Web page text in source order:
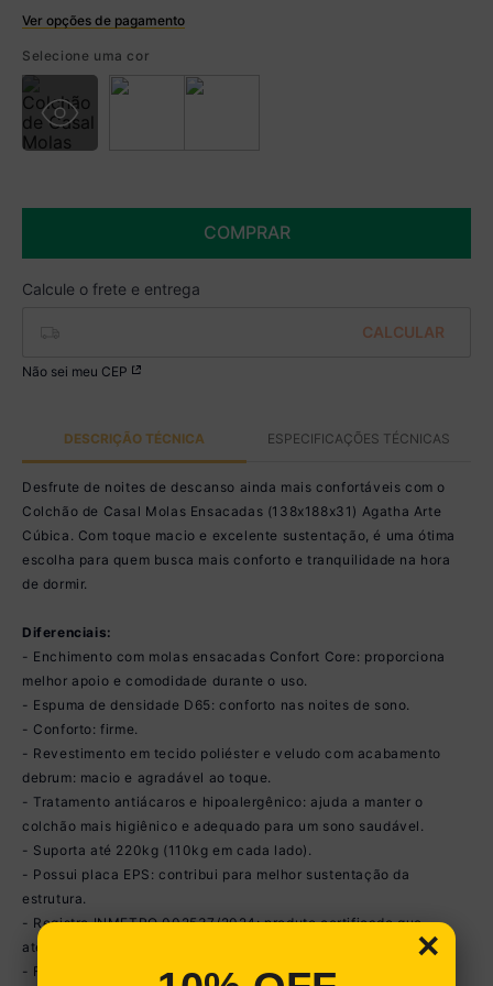
Ver opções de pagamento
R$ 1.614,99 à vista no Boleto
% de desconto)
Você economiza
Selecione uma cor
COMPRAR
Não sei meu CEP
DESCRIÇÃO TÉCNICA ESPECIFICAÇÕES TÉCNICAS
Desfrute de noites de descanso ainda mais confortáveis com o
Colchão de Casal Molas Ensacadas (138x188x31) Agatha Arte
Cúbica. Com toque macio e excelente sustentação, é uma ótima
escolha para quem busca mais conforto e tranquilidade na hora
de dormir.
Diferenciais:
- Enchimento com molas ensacadas Confort Core: proporciona
melhor apoio e comodidade durante o uso.
- Espuma de densidade D65: conforto nas noites de sono.
- Conforto: firme.
- Revestimento em tecido poliéster e veludo com acabamento
debrum: macio e agradável ao toque.
- Tratamento antiácaros e hipoalergênico: ajuda a manter o
colchão mais higiênico e adequado para um sono saudável.
- Suporta até 220kg (110kg em cada lado).
- Possui placa EPS: contribui para melhor sustentação da
estrutura.
- Registro INMETRO 002537/2024: produto certificado que
atende aos padrões de qualidade e segurança.
- Fabricante: Arte Cúbica.
×